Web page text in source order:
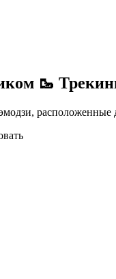
🥾
расположенные